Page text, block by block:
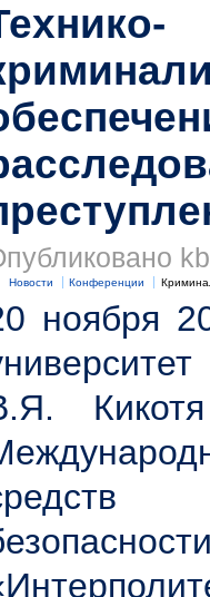
Новости Конференции
ноября